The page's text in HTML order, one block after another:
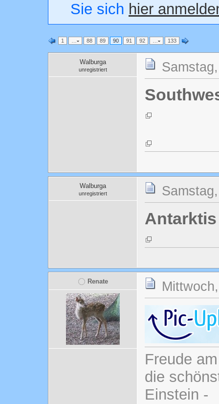
Sie sich hier
1 … 88 89 90 91 92 … 133
Walburga
unregistriert
Walburga
unregistriert
Antarktis
Renate
Freude
die
Einstein -